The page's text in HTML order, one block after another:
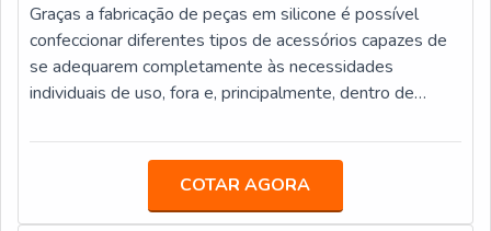
Graças a fabricação de peças em silicone é possível
confeccionar diferentes tipos de acessórios capazes de
se adequarem completamente às necessidades
individuais de uso, fora e, principalmente, dentro de
podem ser colocadas para desempenhar uma ampla
IMPORTÂNCIA DAS PEÇAS EM SILICONESendo
assim, é importante que a fabricação seja feita em alta
COTAR AGORA